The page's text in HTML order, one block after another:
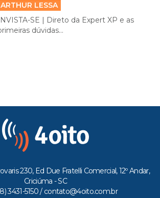
ARTHUR LESSA
SE | Direto da Expert XP e as
dúvidas...
230, Ed Due Fratelli Comercial, 12º Andar,
Criciúma - SC
3431-5150 / contato@4oito.com.br